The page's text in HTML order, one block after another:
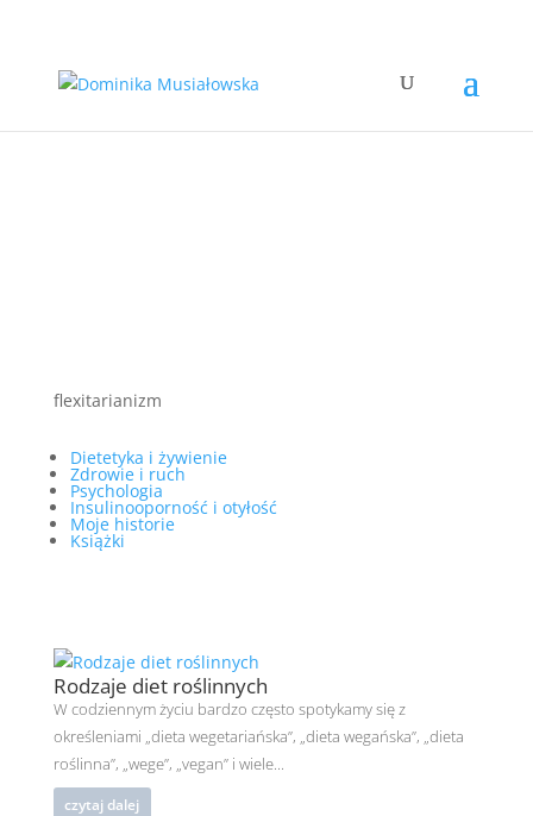
flexitarianizm
Dietetyka i żywienie
Zdrowie i ruch
Psychologia
Insulinooporność i otyłość
Moje historie
Książki
Rodzaje diet roślinnych
W codziennym życiu bardzo często spotykamy się z
określeniami „dieta wegetariańska”, „dieta wegańska”, „dieta
roślinna”, „wege”, „vegan” i wiele...
czytaj dalej